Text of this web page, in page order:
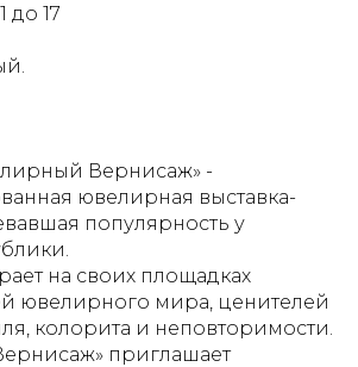
до 17
Вернисаж» -
ювелирная выставка-
популярность у
на своих площадках
ювелирного мира, ценителей
колорита и неповторимости.
приглашает